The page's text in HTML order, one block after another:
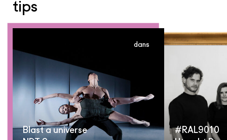
tips
Blast a universe
dans
#RAL9010